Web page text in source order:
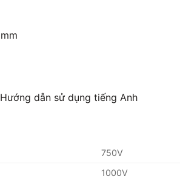
dẫn sử dụng tiếng Anh
750V
1000V